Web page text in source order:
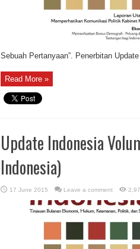
Sebuah Pertanyaan”. Penerbitan
Read More »
Update Indonesia
Indonesia)
17 June 2015 Leave a comment